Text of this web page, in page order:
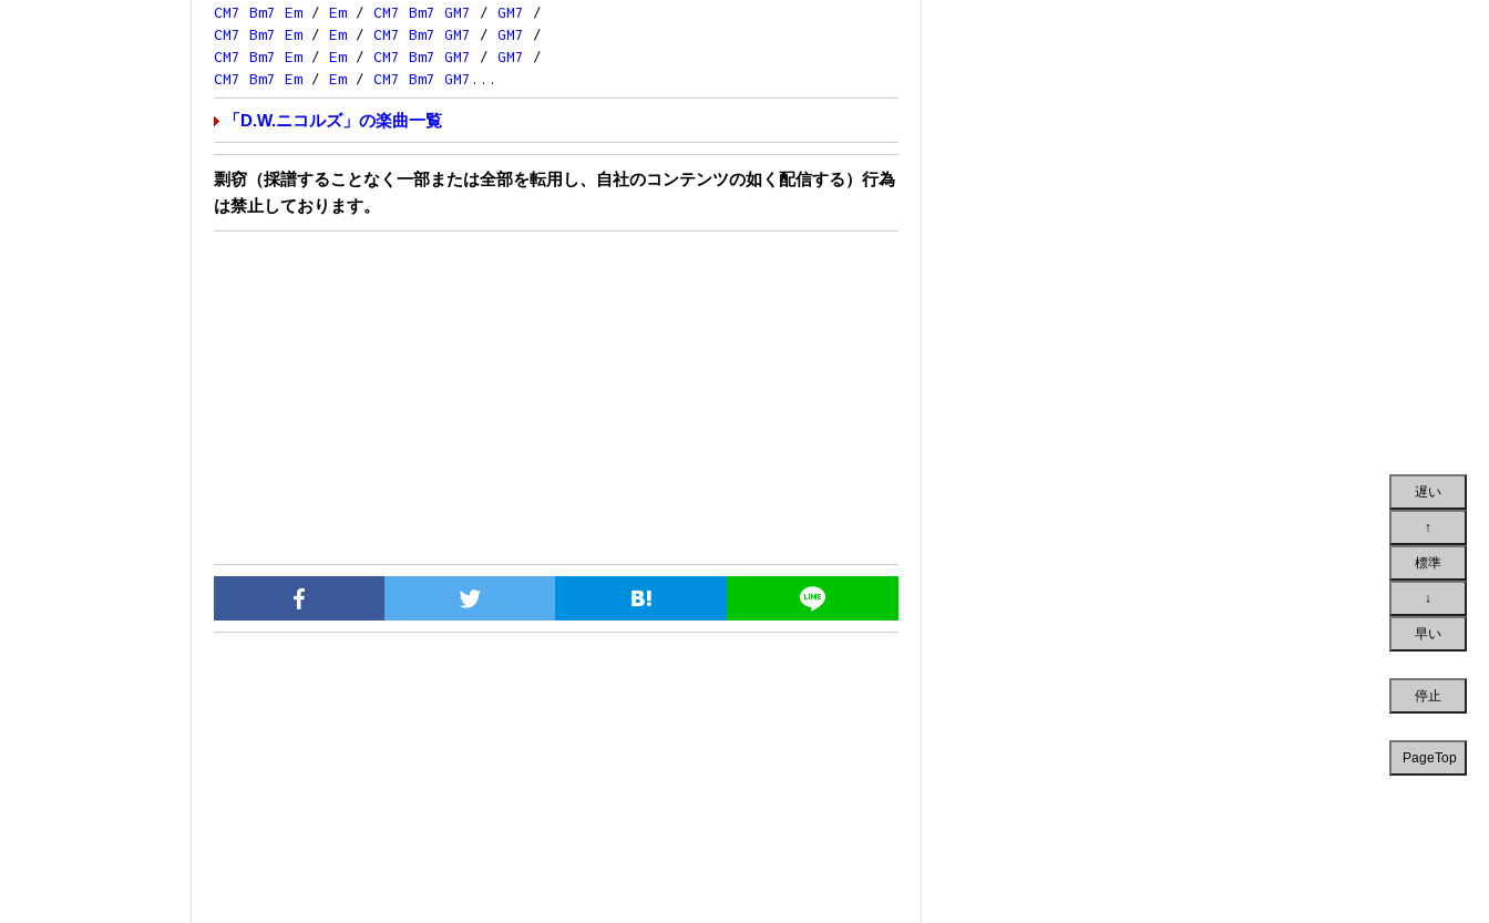
CM7 Bm7 Em / Em / CM7 Bm7 GM7 / GM7
/
CM7
Bm7 Em / Em / CM7 Bm7 GM7 / GM7
/
CM7
Bm7 Em / Em / CM7 Bm7 GM7 / GM7
/
CM7
Bm7 Em / Em / CM7 Bm7 GM7 ...
「D.W.ニコルズ」の楽曲一覧
剽窃（採譜することなく一部または全部を転用し、自社のコンテンツの如く配信する）行為
は禁止しております。